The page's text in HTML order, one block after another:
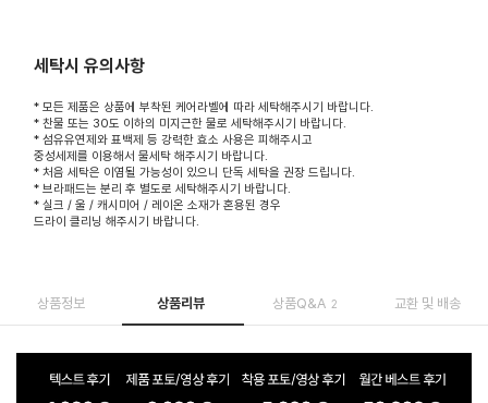
세탁시 유의사항
* 모든 제품은 상품에 부착된 케어라벨에 따라 세탁해주시기 바랍니다.
* 찬물 또는 30도 이하의 미지근한 물로 세탁해주시기 바랍니다.
* 섬유유연제와 표백제 등 강력한 효소 사용은 피해주시고
중성세제를 이용해서 물세탁 해주시기 바랍니다.
* 처음 세탁은 이염될 가능성이 있으니 단독 세탁을 권장 드립니다.
* 브라패드는 분리 후 별도로 세탁해주시기 바랍니다.
* 실크 / 울 / 캐시미어 / 레이온 소재가 혼용된 경우
드라이 클리닝 해주시기 바랍니다.
상품정보 상품리뷰 상품Q&A 2 교환 및 배송